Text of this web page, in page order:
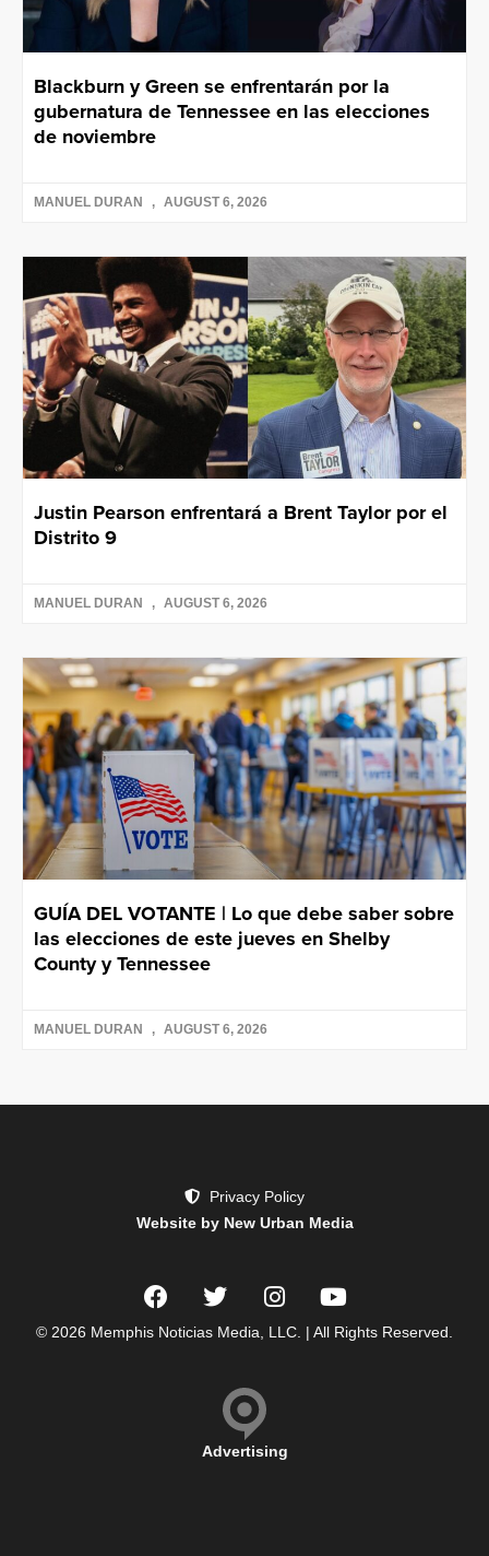
Blackburn y Green se enfrentarán por la
gubernatura de Tennessee en las elecciones
de noviembre
MANUEL DURAN AUGUST 6, 2026
Justin Pearson enfrentará a Brent Taylor por el
Distrito 9
MANUEL DURAN AUGUST 6, 2026
GUÍA DEL VOTANTE | Lo que debe saber sobre
las elecciones de este jueves en Shelby
County y Tennessee
MANUEL DURAN AUGUST 6, 2026
Privacy Policy
Website by New Urban Media
© 2026 Memphis Noticias Media, LLC. | All Rights Reserved.
Advertising